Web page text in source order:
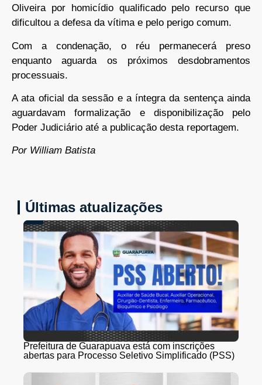
Oliveira por homicídio qualificado pelo recurso que
dificultou a defesa da vítima e pelo perigo comum.
Com a condenação, o réu permanecerá preso
enquanto aguarda os próximos desdobramentos
processuais.
A ata oficial da sessão e a íntegra da sentença ainda
aguardavam formalização e disponibilização pelo
Poder Judiciário até a publicação desta reportagem.
Por William Batista
Últimas atualizações
Prefeitura de Guarapuava está com inscrições
abertas para Processo Seletivo Simplificado (PSS)